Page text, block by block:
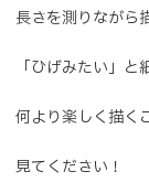
長さを測りながら
「ひげみたい」
何より楽しく描く
見てください！